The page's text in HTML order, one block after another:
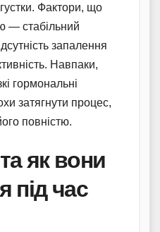
Фактори, що
— стабільний
запалення
Навпаки,
гормональні
затягнути процес,
повністю.
як вони
під час